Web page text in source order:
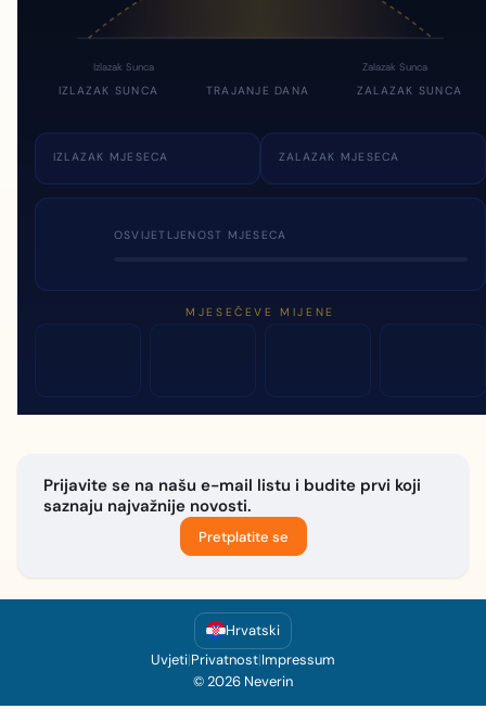
Izlazak Sunca Zalazak Sunca
IZLAZAK SUNCA TRAJANJE DANA ZALAZAK SUNCA
IZLAZAK MJESECA ZALAZAK MJESECA
OSVIJETLJENOST MJESECA
MJESEČEVE MIJENE
Prijavite se na našu e-mail listu i budite prvi koji
saznaju najvažnije novosti.
Pretplatite se
Hrvatski
Uvjeti|Privatnost|Impressum
© 2026 Neverin